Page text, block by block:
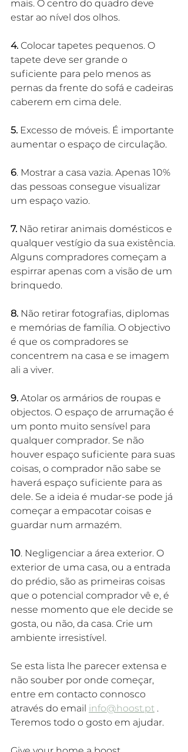
mais. O centro do quadro deve
estar ao nível dos olhos.
4. Colocar tapetes pequenos. O
tapete deve ser grande o
suficiente para pelo menos as
pernas da frente do sofá e cadeiras
caberem em cima dele.
5. Excesso de móveis. É importante
aumentar o espaço de circulação.
6. Mostrar a casa vazia. Apenas 10%
das pessoas consegue visualizar
um espaço vazio.
7. Não retirar animais domésticos e
qualquer vestígio da sua existência.
Alguns compradores começam a
espirrar apenas com a visão de um
brinquedo.
8. Não retirar fotografias, diplomas
e memórias de família. O objectivo
é que os compradores se
concentrem na casa e se imagem
ali a viver.
9. Atolar os armários de roupas e
objectos. O espaço de arrumação é
um ponto muito sensível para
qualquer comprador. Se não
houver espaço suficiente para suas
coisas, o comprador não sabe se
haverá espaço suficiente para as
dele. Se a ideia é mudar-se pode já
começar a empacotar coisas e
guardar num armazém.
10. Negligenciar a área exterior. O
exterior de uma casa, ou a entrada
do prédio, são as primeiras coisas
que o potencial comprador vê e, é
nesse momento que ele decide se
gosta, ou não, da casa. Crie um
ambiente irresistível.
Se esta lista lhe parecer extensa e
não souber por onde começar,
entre em contacto connosco
através do email info@hoost.pt .
Teremos todo o gosto em ajudar.